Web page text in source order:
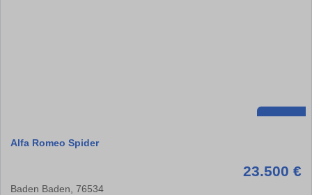
Alfa Romeo Spider
23.500 €
Baden Baden, 76534